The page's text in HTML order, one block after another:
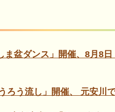
ま盆ダンス」開催、8月8
ろう流し」開催、 元安川